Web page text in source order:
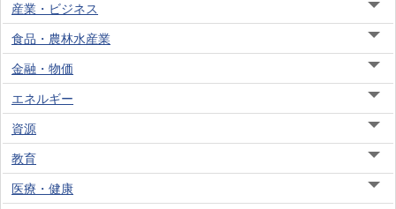
産業・ビジネス
食品・農林水産業
金融・物価
エネルギー
資源
教育
医療・健康